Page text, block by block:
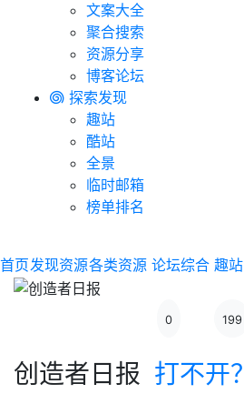
文案大全
聚合搜索
资源分享
博客论坛
探索发现
趣站
酷站
全景
临时邮箱
榜单排名
首页发现资源各类资源 论坛综合 趣站
0 199
创造者日报 打不开？